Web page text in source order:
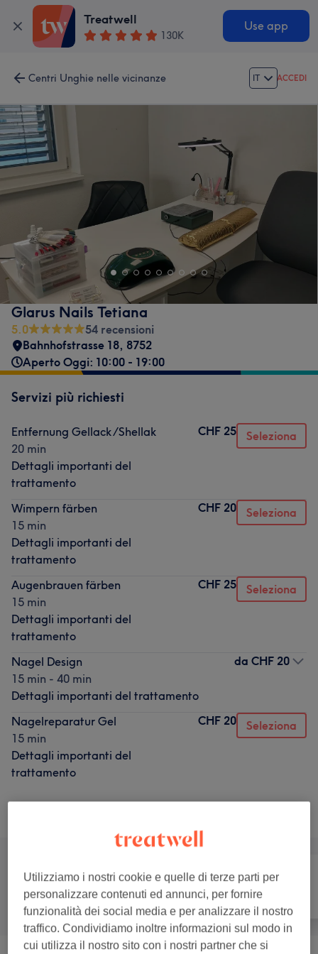
Treatwell
130K
Use app
Centri Unghie nelle vicinanze IT ACCEDI
Glarus Nails Tetiana
5.0
54 recensioni
Bahnhofstrasse 18, 8752
Aperto Oggi: 10:00 - 19:00
Servizi più richiesti
Entfernung Gellack /Shellak
20 min
Dettagli importanti del
trattamento
CHF 25 Seleziona
Wimpern färben
15 min
Dettagli importanti del
trattamento
CHF 20 Seleziona
Augenbrauen färben
15 min
Dettagli importanti del
trattamento
CHF 25 Seleziona
Nagel Design
15 min - 40 min
Dettagli importanti del trattamento
da CHF 20
Nagelreparatur Gel
15 min
Dettagli importanti del
trattamento
CHF 20 Seleziona
Tutti Unghie
Utilizziamo i nostri cookie e quelle di terze parti per
personalizzare contenuti ed annunci, per fornire
funzionalità dei social media e per analizzare il nostro
traffico. Condividiamo inoltre informazioni sul modo in
cui utilizza il nostro sito con i nostri partner che si